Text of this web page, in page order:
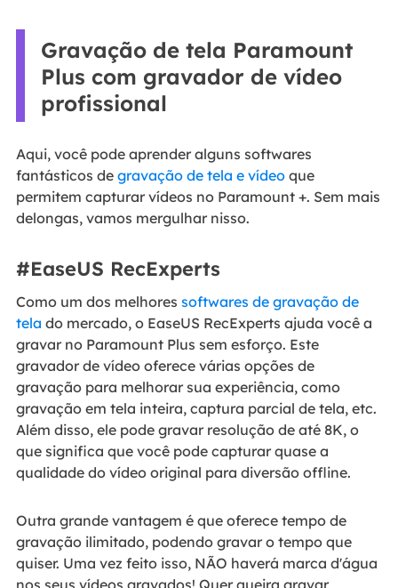
Gravação de tela Paramount
Plus com gravador de vídeo
profissional
Aqui, você pode aprender alguns softwares
fantásticos de gravação de tela e vídeoque
permitem capturar vídeos no Paramount +. Sem mais
delongas, vamos mergulhar nisso.
#EaseUS RecExperts
Como um dos melhores softwares de gravação de
tela do mercado, o EaseUS RecExperts ajuda você a
gravar no Paramount Plus sem esforço. Este
gravador de vídeo oferece várias opções de
gravação para melhorar sua experiência, como
gravação em tela inteira, captura parcial de tela, etc.
Além disso, ele pode gravar resolução de até 8K, o
que significa que você pode capturar quase a
qualidade do vídeo original para diversão offline.
Outra grande vantagem é que oferece tempo de
gravação ilimitado, podendo gravar o tempo que
quiser. Uma vez feito isso, NÃO haverá marca d'água
nos seus vídeos gravados! Quer queira gravar